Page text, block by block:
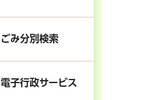
ごみ分別検索
電子行政サービス